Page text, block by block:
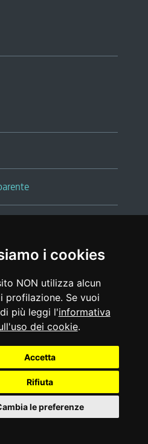
i cookies
NON utilizza alcun
profilazione. Se vuoi
più leggi l'informativa
dei cookie.
Accetta
Rifiuta
le preferenze
|glossario
policy
|feedback
Realizzato da